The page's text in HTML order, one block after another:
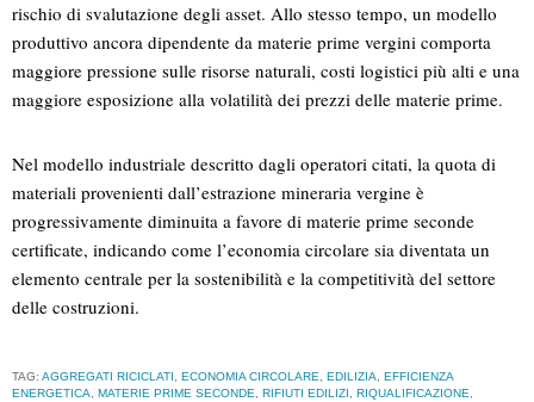
rischio di svalutazione degli asset. Allo stesso tempo, un modello
produttivo ancora dipendente da materie prime vergini comporta
maggiore pressione sulle risorse naturali, costi logistici più alti e una
maggiore esposizione alla volatilità dei prezzi delle materie prime.
Nel modello industriale descritto dagli operatori citati, la quota di
materiali provenienti dall’estrazione mineraria vergine è
progressivamente diminuita a favore di materie prime seconde
certificate, indicando come l’economia circolare sia diventata un
elemento centrale per la sostenibilità e la competitività del settore
delle costruzioni.
TAG: AGGREGATI RICICLATI, ECONOMIA CIRCOLARE, EDILIZIA, EFFICIENZA
ENERGETICA, MATERIE PRIME SECONDE, RIFIUTI EDILIZI, RIQUALIFICAZIONE,